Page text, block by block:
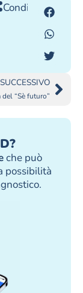
Condividilo
SUCCESSIVO
“Sè futuro”
che può
possibilità